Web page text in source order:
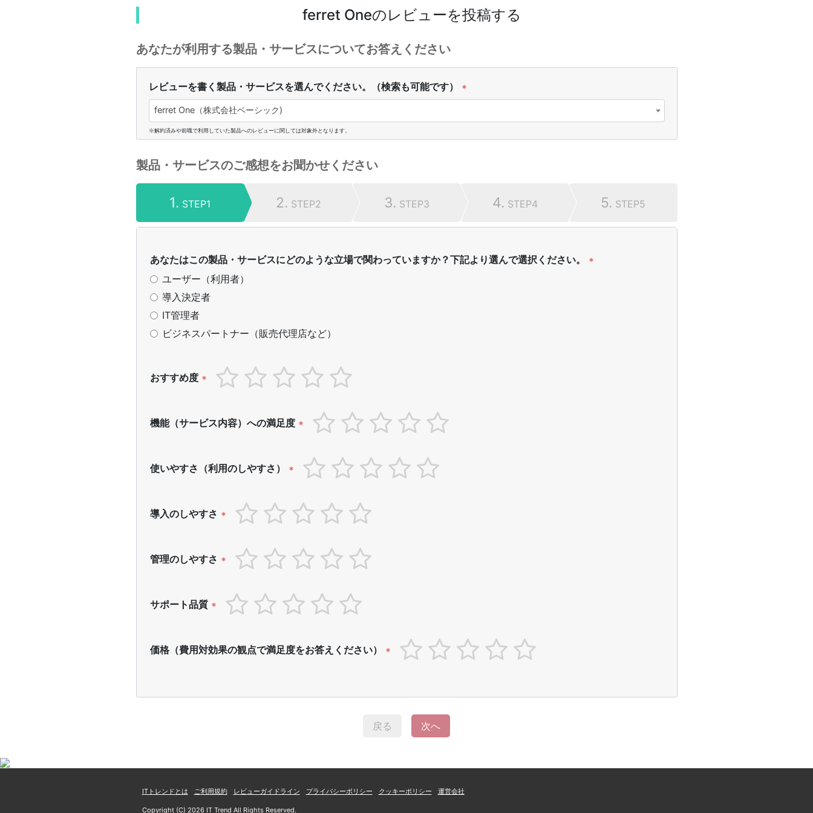
ferret Oneのレビューを投稿する
あなたが利用する製品・サービスについてお答えください
レビューを書く製品・サービスを選んでください。（検索も可能です） *
ferret One（株式会社ベーシック)
※解約済みや前職で利用していた製品へのレビューに関しては対象外となります。
製品・サービスのご感想をお聞かせください
1. STEP1 2. STEP2 3. STEP3 4. STEP4 5. STEP5
あなたはこの製品・サービスにどのような立場で関わっていますか？下記より選んで選択ください。
*
ユーザー（利用者）
導入決定者
IT管理者
ビジネスパートナー（販売代理店など）
おすすめ度 *
機能（サービス内容）への満足度 *
使いやすさ（利用のしやすさ） *
導入のしやすさ *
管理のしやすさ *
サポート品質 *
価格（費用対効果の観点で満足度をお答えください） *
戻る 次へ
ITトレンドとは ご利用規約 レビューガイドライン プライバシーポリシー クッキーポリシー 運営会社
Copyright (C) 2026 IT Trend All Rights Reserved.